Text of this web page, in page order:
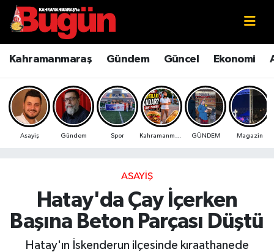
Kahramanmaraş Gündem Güncel Ekonomi
Asayiş Gündem Spor GÜNDEM Magazin
ASAYIŞ
Hatay'da Çay İçerken
Başına Beton Parçası Düştü
Hatay'ın İskenderun ilçesinde kıraathanede
Kahramanmaraş
Kahramanmaraş Sokak Röportajları
Bilim ve Teknoloji
Çevre
Ekonomi
Genel
Kahramanmaraş Nöbetçi Eczaneler
Kahramanmaraş Hava Durumu
Kahramanmaraş Namaz Vakitleri
Kahramanmaraş Trafik Yoğunluk Haritası
Süper Lig Puan Durumu ve Fikstür
Tüm Manşetler
Son Dakika Haberleri